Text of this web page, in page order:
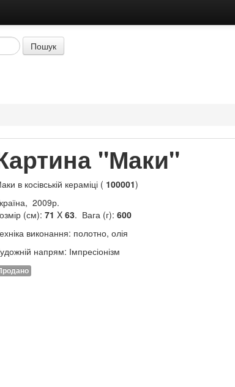
Пошук
"Маки"
в косівській кераміці ( 100001)
2009р.
(см): 71 X 63. Вага (г): 600
виконання: полотно, олія
напрям: Імпресіонізм